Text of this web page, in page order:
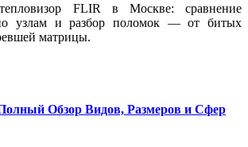
FLIR в Москве: сравнение
узлам и разбор поломок — от битых
матрицы.
Обзор Видов, Размеров и Сфер